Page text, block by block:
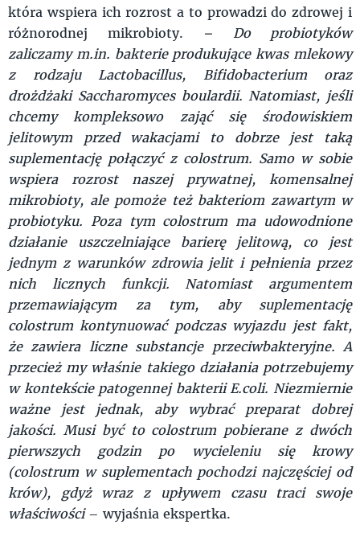
która wspiera ich rozrost a to prowadzi do zdrowej i
różnorodnej mikrobioty.
– Do probiotyków
zaliczamy m.in. bakterie produkujące kwas mlekowy
z rodzaju Lactobacillus, Bifidobacterium oraz
drożdżaki Saccharomyces boulardii. Natomiast, jeśli
chcemy kompleksowo zająć się środowiskiem
jelitowym przed wakacjami to dobrze jest taką
suplementację połączyć z colostrum. Samo w sobie
wspiera rozrost naszej prywatnej, komensalnej
mikrobioty, ale pomoże też bakteriom zawartym w
probiotyku. Poza tym colostrum ma udowodnione
działanie uszczelniające barierę jelitową, co jest
jednym z warunków zdrowia jelit i pełnienia przez
nich licznych funkcji. Natomiast argumentem
przemawiającym za tym, aby suplementację
colostrum kontynuować podczas wyjazdu jest fakt,
że zawiera liczne substancje przeciwbakteryjne. A
przecież my właśnie takiego działania potrzebujemy
w kontekście patogennej bakterii E.coli. Niezmiernie
ważne jest jednak, aby wybrać preparat dobrej
jakości. Musi być to colostrum pobierane z dwóch
pierwszych godzin po wycieleniu się krowy
(colostrum w suplementach pochodzi najczęściej od
krów), gdyż wraz z upływem czasu traci swoje
właściwości– wyjaśnia ekspertka.